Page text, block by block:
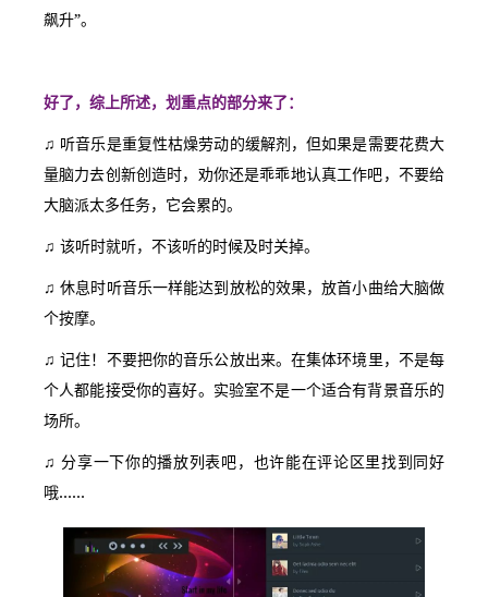
飙升”。
好了，综上所述，划重点的部分来了：
♫ 听音乐是重复性枯燥劳动的缓解剂，但如果是需要花费大
量脑力去创新创造时，劝你还是乖乖地认真工作吧，不要给
大脑派太多任务，它会累的。
♫ 该听时就听，不该听的时候及时关掉。
♫ 休息时听音乐一样能达到放松的效果，放首小曲给大脑做
个按摩。
♫ 记住！不要把你的音乐公放出来。在集体环境里，不是每
个人都能接受你的喜好。实验室不是一个适合有背景音乐的
场所。
♫ 分享一下你的播放列表吧，也许能在评论区里找到同好
哦……